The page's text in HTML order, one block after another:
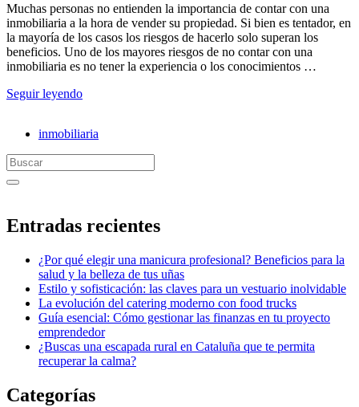
Muchas personas no entienden la importancia de contar con una
inmobiliaria a la hora de vender su propiedad. Si bien es tentador, en
la mayoría de los casos los riesgos de hacerlo solo superan los
beneficios. Uno de los mayores riesgos de no contar con una
inmobiliaria es no tener la experiencia o los conocimientos …
Seguir leyendo
inmobiliaria
Search
for:
Entradas recientes
¿Por qué elegir una manicura profesional? Beneficios para la
salud y la belleza de tus uñas
Estilo y sofisticación: las claves para un vestuario inolvidable
La evolución del catering moderno con food trucks
Guía esencial: Cómo gestionar las finanzas en tu proyecto
emprendedor
¿Buscas una escapada rural en Cataluña que te permita
recuperar la calma?
Categorías